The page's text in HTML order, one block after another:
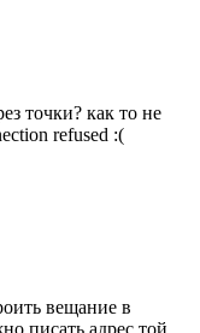
точки? как то не
refused :(
вещание в
писать адрес той